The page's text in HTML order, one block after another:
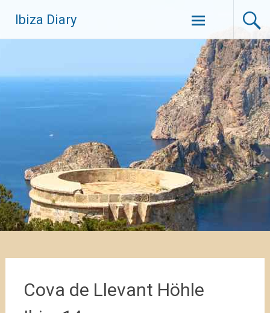
Inhalt
springen
Ibiza Diary
Cova de Llevant Höhle